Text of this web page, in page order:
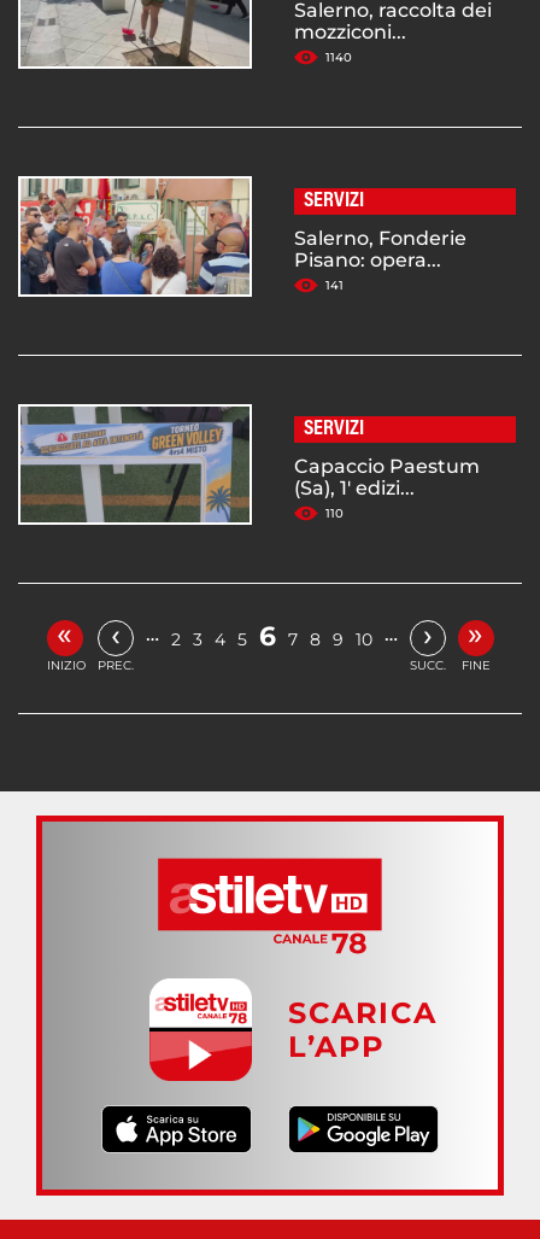
Salerno, raccolta dei
mozziconi...
1140
SERVIZI
Salerno, Fonderie
Pisano: opera...
141
SERVIZI
Capaccio Paestum
(Sa), 1' edizi...
110
«
INIZIO
‹
PREC.
… 2 3 4 5 6 7 8 9 10 … ›
SUCC.
»
FINE
SCARICA
L’APP